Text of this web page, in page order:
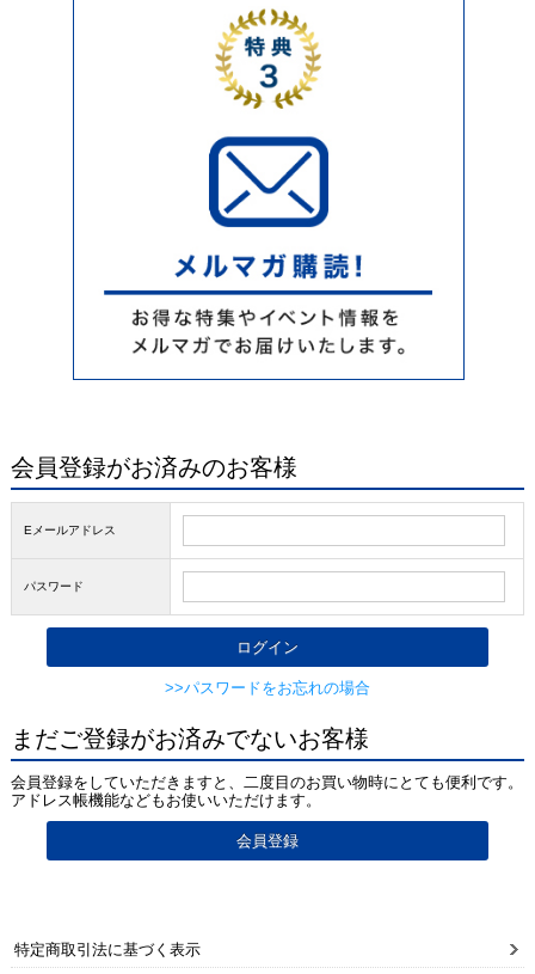
会員登録がお済みのお客様
Eメールアドレス
パスワード
>>パスワードをお忘れの場合
まだご登録がお済みでないお客様
会員登録をしていただきますと、二度目のお買い物時にとても便利です。
アドレス帳機能などもお使いいただけます。
特定商取引法に基づく表示